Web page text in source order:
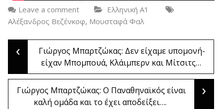
Leave a comment
Ελληνική Α1
Αλέξανδρος Βεζένκοφ, Μουσταφά Φαλ
Post
navigation
‹
Γιώργος Μπαρτζώκας: Δεν είχαμε υπομονή-
είχαν Μπομπουά, Κλάιμπερν και Μίτσιτς…
Γιώργος Μπαρτζώκας: Ο Παναθηναϊκός είναι
καλή ομάδα και το έχει αποδείξει….
›